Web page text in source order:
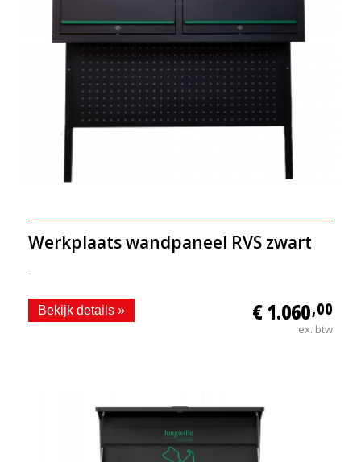
Werkplaats wandpaneel RVS zwart
-
€ 1.060,00
ex. btw
Bekijk details »